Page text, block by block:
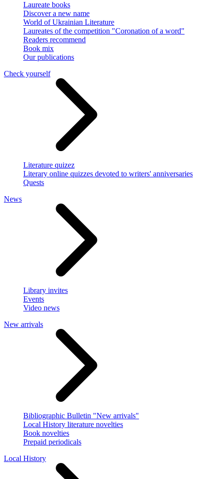
Laureate books
Discover a new name
World of Ukrainian Literature
Laureates of the competition "Coronation of a word"
Readers recommend
Book mix
Our publications
Check yourself
Literature quizez
Literary online quizzes devoted to writers' anniversaries
Quests
News
Library invites
Events
Video news
New arrivals
Bibliographic Bulletin "New arrivals"
Local History literature novelties
Book novelties
Prepaid periodicals
Local History